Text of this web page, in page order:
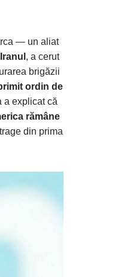
— un aliat
, a cerut
brigăzii
ordin de
a explicat că
rămâne
din prima